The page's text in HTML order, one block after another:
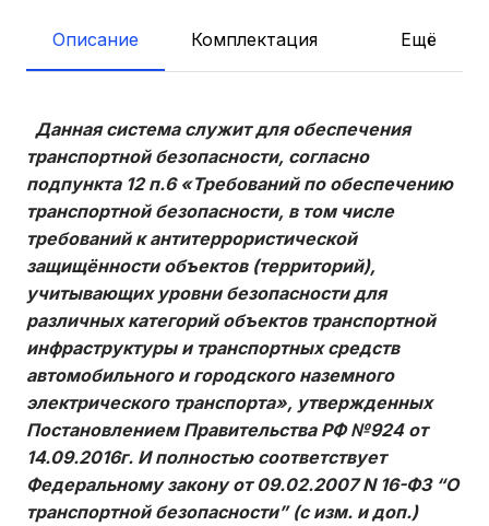
Описание Комплектация Ещё
Данная система служит для обеспечения
транспортной безопасности, согласно
подпункта 12 п.6 «Требований по обеспечению
транспортной безопасности, в том числе
требований к антитеррористической
защищённости объектов (территорий),
учитывающих уровни безопасности для
различных категорий объектов транспортной
инфраструктуры и транспортных средств
автомобильного и городского наземного
электрического транспорта», утвержденных
Постановлением Правительства РФ №924 от
14.09.2016г. И полностью соответствует
Федеральному закону от 09.02.2007 N 16-ФЗ “О
транспортной безопасности” (с изм. и доп.)